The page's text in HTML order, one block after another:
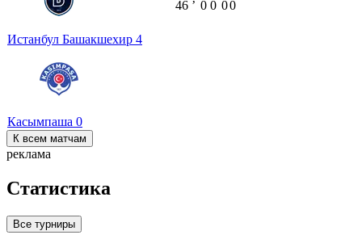
Истанбул Башакшехир 4
Касымпаша 0
46 ʼ 0 0 00
К всем матчам
реклама
Статистика
Все турниры